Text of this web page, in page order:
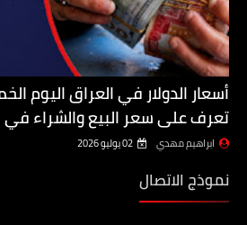
تعرف على سعر البيع والشراء في
ابراهيم مهدي 02 يوليو 2026
نموذج الاتصال